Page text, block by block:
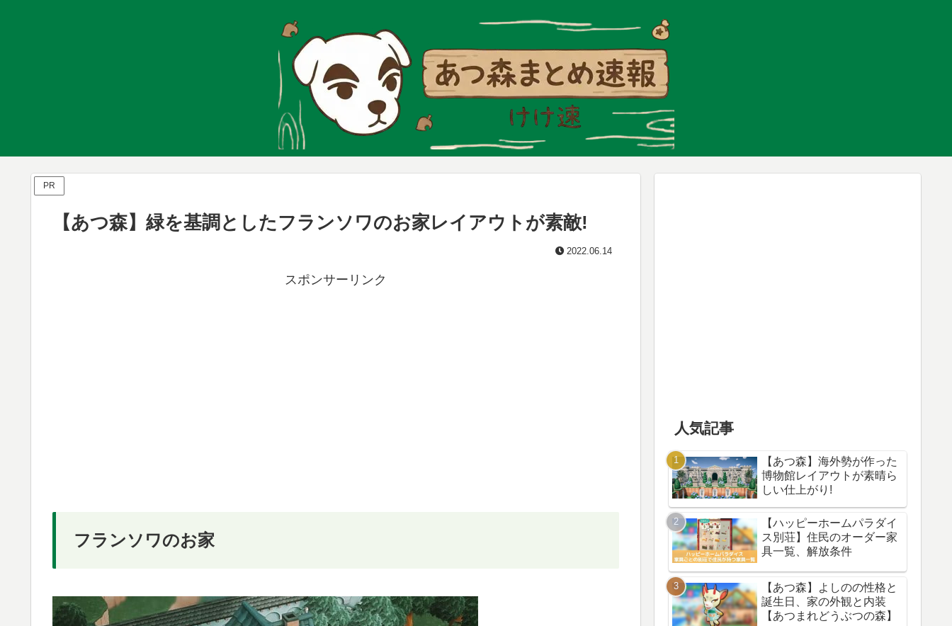
PR
【あつ森】緑を基調としたフランソワのお家レイアウトが素敵!
2022.06.14
スポンサーリンク
フランソワのお家
人気記事
【あつ森】海外勢が作った
博物館レイアウトが素晴ら
しい仕上がり!
【ハッピーホームパラダイ
ス別荘】住民のオーダー家
具一覧、解放条件
【あつ森】よしのの性格と
誕生日、家の外観と内装
【あつまれどうぶつの森】